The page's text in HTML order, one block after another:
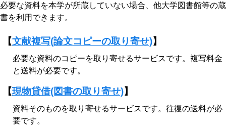
必要な資料を本学が所蔵していない場合、他大学図書館等の蔵
書を利用できます。
【文献複写(論文コピーの取り寄せ)】
必要な資料のコピーを取り寄せるサービスです。複写料金
と送料が必要です。
【現物貸借(図書の取り寄せ)】
資料そのものを取り寄せるサービスです。往復の送料が必
要です。